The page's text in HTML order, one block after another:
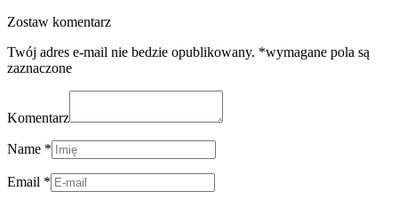
Zostaw komentarz
Twój adres e-mail nie bedzie opublikowany. *wymagane pola są
zaznaczone
Komentarz
Name *
Email *